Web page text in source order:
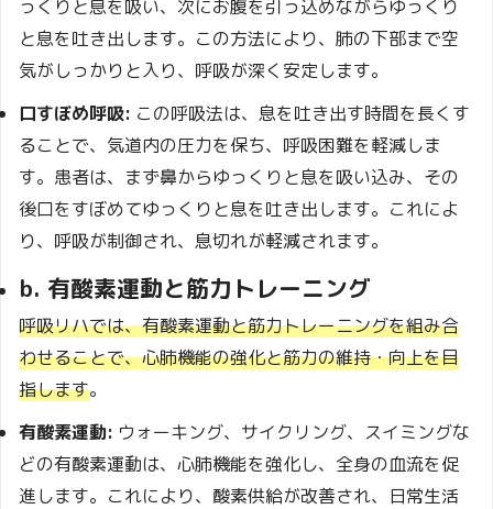
っくりと息を吸い、次にお腹を引っ込めながらゆっくり
と息を吐き出します。この方法により、肺の下部まで空
気がしっかりと入り、呼吸が深く安定します。
口すぼめ呼吸: この呼吸法は、息を吐き出す時間を長くす
ることで、気道内の圧力を保ち、呼吸困難を軽減しま
す。患者は、まず鼻からゆっくりと息を吸い込み、その
後口をすぼめてゆっくりと息を吐き出します。これによ
り、呼吸が制御され、息切れが軽減されます。
b. 有酸素運動と筋力トレーニング
呼吸リハでは、有酸素運動と筋力トレーニングを組み合
わせることで、心肺機能の強化と筋力の維持・向上を目
指します。
有酸素運動: ウォーキング、サイクリング、スイミングな
どの有酸素運動は、心肺機能を強化し、全身の血流を促
進します。これにより、酸素供給が改善され、日常生活